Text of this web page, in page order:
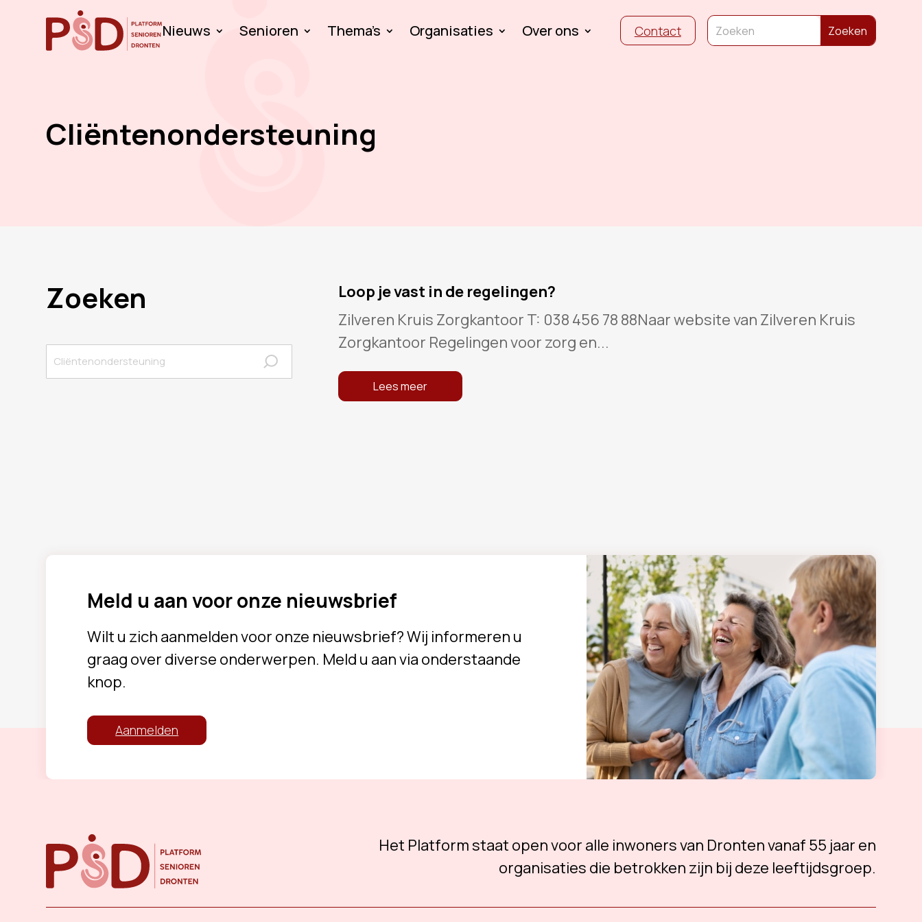
Nieuws Senioren Thema’s Organisaties Over ons Contact
Cliëntenondersteuning
Zoeken Loop je vast in de regelingen?
Zilveren Kruis Zorgkantoor T: 038 456 78 88Naar website van Zilveren Kruis
Zorgkantoor Regelingen voor zorg en...
Lees meer
Meld u aan voor onze nieuwsbrief
Wilt u zich aanmelden voor onze nieuwsbrief? Wij informeren u
graag over diverse onderwerpen. Meld u aan via onderstaande
knop.
Aanmelden
Het Platform staat open voor alle inwoners van Dronten vanaf 55 jaar en
organisaties die betrokken zijn bij deze leeftijdsgroep.